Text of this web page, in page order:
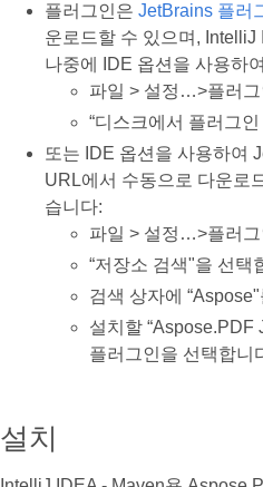
플러그인은 JetBrains 플러
운로드할 수 있으며,
나중에 IDE 옵션을 사용하
파일 > 설정…>플러
“디스크에서 플러그
또는 IDE 옵션을 사용하여
URL에서 수동으로 다운로
습니다:
파일 > 설정…>플러
“저장소 검색"을 선택
검색 상자에
설치할 “Aspose.PDF
플러그인을 선택합니
설치